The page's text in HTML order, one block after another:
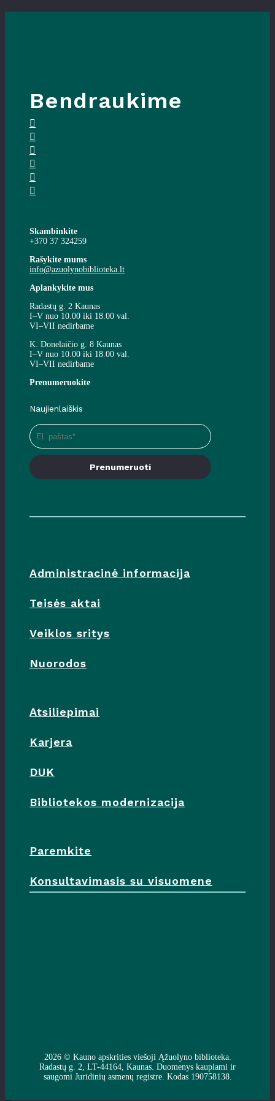
Bendraukime
Skambinkite
+370 37 324259
Rašykite mums
info@azuolynobiblioteka.lt
Aplankykite mus
Radastų g. 2 Kaunas
I–V nuo 10.00 iki 18.00 val.
VI–VII nedirbame
K. Donelaičio g. 8 Kaunas
I–V nuo 10.00 iki 18.00 val.
VI–VII nedirbame
Prenumeruokite
Naujienlaiškis
Prenumeruoti
Administracinė informacija
Teisės aktai
Veiklos sritys
Nuorodos
Atsiliepimai
Karjera
DUK
Bibliotekos modernizacija
Paremkite
Konsultavimasis su visuomene
2026 © Kauno apskrities viešoji Ąžuolyno biblioteka.
Radastų g. 2, LT-44164, Kaunas. Duomenys kaupiami ir
saugomi Juridinių asmenų registre. Kodas 190758138.